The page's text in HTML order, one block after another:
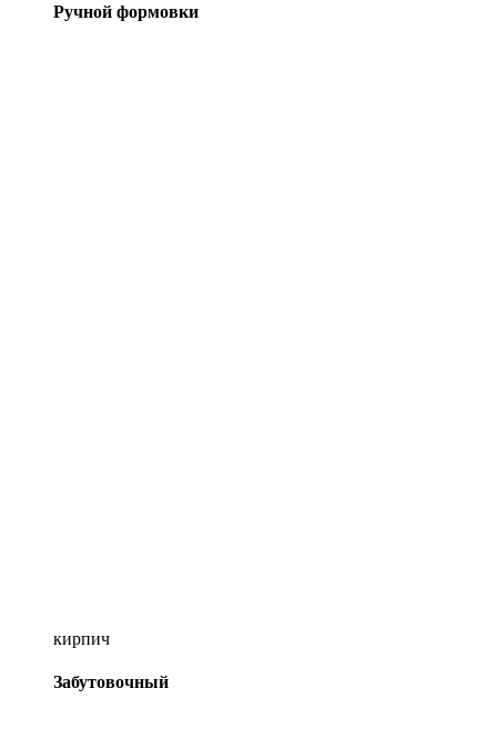
Ручной формовки
кирпич
Забутовочный